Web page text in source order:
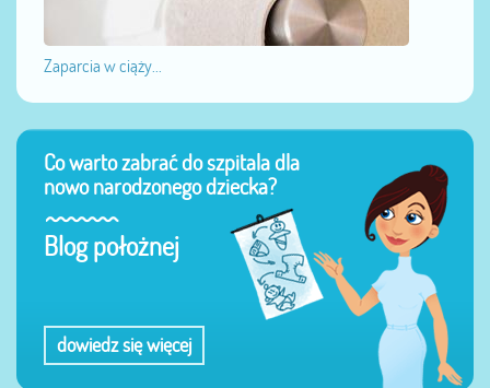
Zaparcia w ciąży...
Co warto zabrać do szpitala dla
nowo narodzonego dziecka?
Blog położnej
dowiedz się więcej